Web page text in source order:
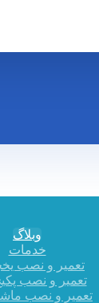
وبلاگ
خدمات
تعمیر و نصب
تعمیر و نصب
تعمیر و نصب